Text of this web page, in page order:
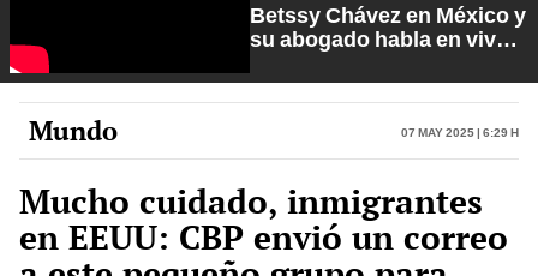
Betssy Chávez en México y
su abogado habla en vivo |
Carlos Cornejo
Mundo 07 May 2025 | 6:29 h
Mucho cuidado, inmigrantes
en EEUU: CBP envió un correo